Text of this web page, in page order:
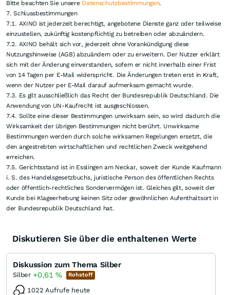
Bitte beachten Sie unsere Datenschutzbestimmungen.
7. Schlussbestimmungen
7.1. AXINO ist jederzeit berechtigt, angebotene Dienste ganz oder teilweise
einzustellen, zukünftig kostenpflichtig zu betreiben oder abzuändern.
7.2. AXINO behält sich vor, jederzeit ohne Vorankündigung diese
Nutzungshinweise (AGB) abzuändern oder zu erweitern. Der Nutzer erklärt
sich mit der Änderung einverstanden, sofern er nicht innerhalb einer Frist
von 14 Tagen per E-Mail widerspricht. Die Änderungen treten erst in Kraft,
wenn der Nutzer per E-Mail darauf aufmerksam gemacht wurde.
7.3. Es gilt ausschließlich das Recht der Bundesrepublik Deutschland. Die
Anwendung von UN-Kaufrecht ist ausgeschlossen.
7.4. Sollte eine dieser Bestimmungen unwirksam sein, so wird dadurch die
Wirksamkeit der übrigen Bestimmungen nicht berührt. Unwirksame
Bestimmungen werden durch solche wirksamen Regelungen ersetzt, die
den angestrebten wirtschaftlichen und rechtlichen Zweck weitgehend
erreichen.
7.5. Gerichtsstand ist in Esslingen am Neckar, soweit der Kunde Kaufmann
i. S. des Handelsgesetzbuchs, juristische Person des öffentlichen Rechts
oder öffentlich-rechtliches Sondervermögen ist. Gleiches gilt, soweit der
Kunde bei Klageerhebung keinen Sitz oder gewöhnlichen Aufenthaltsort in
der Bundesrepublik Deutschland hat.
Diskutieren Sie über die enthaltenen Werte
Diskussion zum Thema Silber
Silber +0,61% Rohstoff
1022 Aufrufe heute